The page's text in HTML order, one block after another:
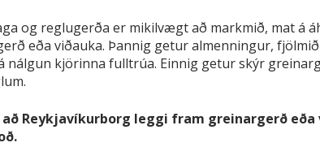
og reglugerða er mikilvægt að markmið, mat
eða viðauka. Þannig getur almenningur,
nálgun kjörinna fulltrúa. Einnig getur skýr
Reykjavíkurborg leggi fram greinargerð